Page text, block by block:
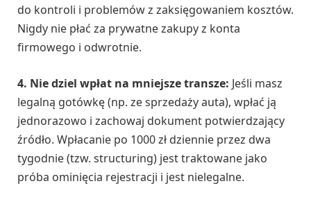
do kontroli i problemów z zaksięgowaniem kosztów.
Nigdy nie płać za prywatne zakupy z konta
firmowego i odwrotnie.
4. Nie dziel wpłat na mniejsze transze: Jeśli masz
legalną gotówkę (np. ze sprzedaży auta), wpłać ją
jednorazowo i zachowaj dokument potwierdzający
źródło. Wpłacanie po 1000 zł dziennie przez dwa
tygodnie (tzw. structuring) jest traktowane jako
próba ominięcia rejestracji i jest nielegalne.